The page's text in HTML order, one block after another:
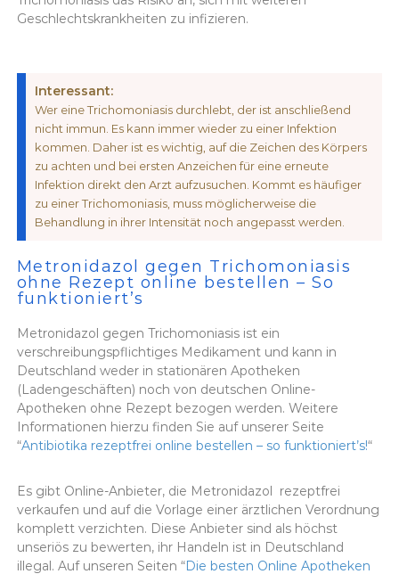
Geschlechtskrankheiten zu infizieren.
Interessant:
Wer eine Trichomoniasis durchlebt, der ist anschließend
nicht immun. Es kann immer wieder zu einer Infektion
kommen. Daher ist es wichtig, auf die Zeichen des Körpers
zu achten und bei ersten Anzeichen für eine erneute
Infektion direkt den Arzt aufzusuchen. Kommt es häufiger
zu einer Trichomoniasis, muss möglicherweise die
Behandlung in ihrer Intensität noch angepasst werden.
Metronidazol gegen Trichomoniasis
ohne Rezept online bestellen – So
funktioniert’s
Metronidazol gegen Trichomoniasis ist ein
verschreibungspflichtiges Medikament und kann in
Deutschland weder in stationären Apotheken
(Ladengeschäften) noch von deutschen Online-
Apotheken ohne Rezept bezogen werden. Weitere
Informationen hierzu finden Sie auf unserer Seite
“Antibiotika rezeptfrei online bestellen – so funktioniert’s!“
Es gibt Online-Anbieter, die Metronidazol rezeptfrei
verkaufen und auf die Vorlage einer ärztlichen Verordnung
komplett verzichten. Diese Anbieter sind als höchst
unseriös zu bewerten, ihr Handeln ist in Deutschland
illegal. Auf unseren Seiten “Die besten Online Apotheken